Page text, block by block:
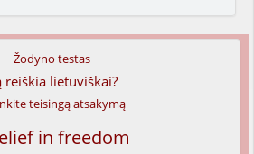
Žodyno testas
reiškia lietuviškai?
teisingą atsakymą
in freedom